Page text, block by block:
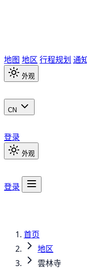
地图 地区 行程规划 通
外观
CN
登录
外观
登录
首页
地区
雲林寺